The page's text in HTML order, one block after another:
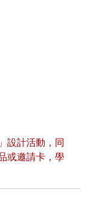
設計活動，同
或邀請卡，學